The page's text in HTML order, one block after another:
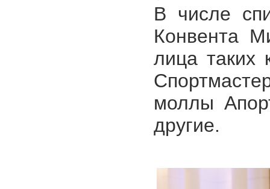
В числе
Конвента
лица таких
моллы
другие.